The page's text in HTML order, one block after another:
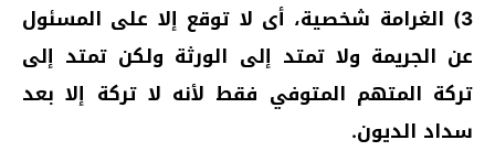
3) الغرامة شخصية، أى لا توقع إلا على المسئول
عن الجريمة ولا تمتد إلى الورثة ولكن تمتد إلى
تركة المتهم المتوفي فقط لأنه لا تركة إلا بعد
سداد الديون.